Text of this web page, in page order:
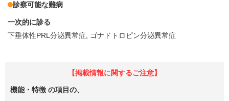
診察可能な難病
一次的に診る
下垂体性PRL分泌異常症
ゴナドトロピン分泌異常症
【掲載情報に関するご注意】
機能・特徴 の項目の、